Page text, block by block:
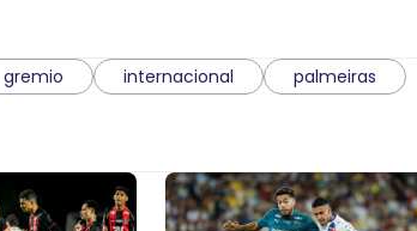
gremio internacional palmeiras